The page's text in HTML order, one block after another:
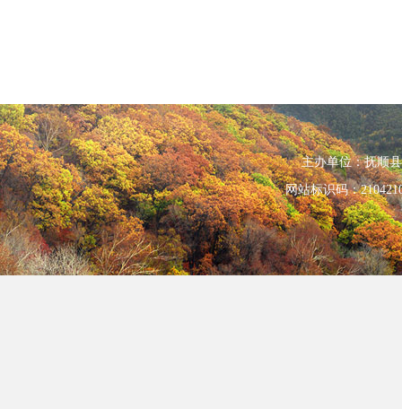
主办单位：抚顺
网站标识码：